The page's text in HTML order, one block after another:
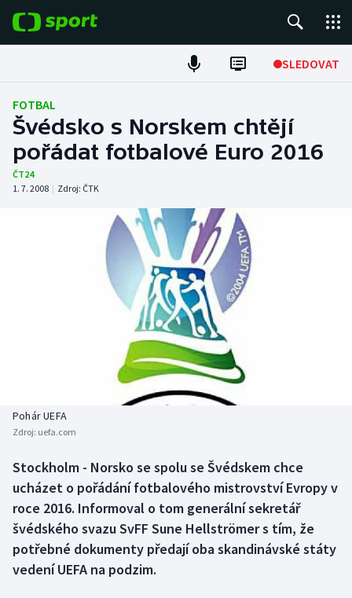
SLEDOVAT
Fotbal
Hokej
Tenis
Baseball a softbal
Biatlon
Boby a skeleton
Box
Curling
Historické návraty
Aplikace ČT sport
AZ kvíz
FOTBAL
Švédsko s Norskem chtějí
pořádat fotbalové Euro 2016
ČT24
1. 7. 2008 | Zdroj: ČTK
Pohár UEFA
Zdroj: uefa.com
Stockholm - Norsko se spolu se Švédskem chce
ucházet o pořádání fotbalového mistrovství Evropy v
roce 2016. Informoval o tom generální sekretář
švédského svazu SvFF Sune Hellströmer s tím, že
potřebné dokumenty předají oba skandinávské státy
vedení UEFA na podzim.